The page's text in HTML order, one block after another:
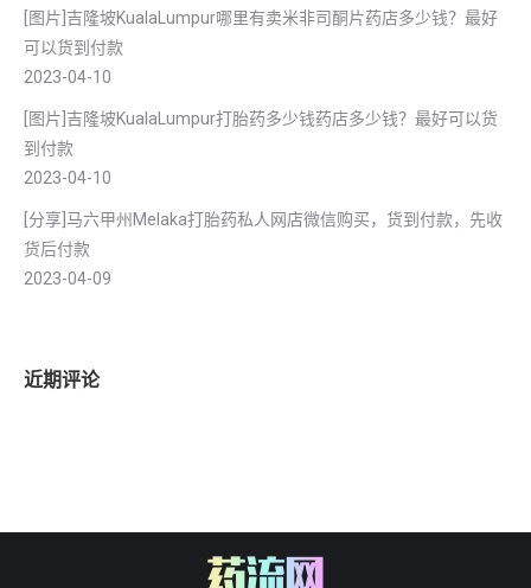
[图片]吉隆坡KualaLumpur哪里有卖米非司酮片药店多少钱？最好
可以货到付款
2023-04-10
[图片]吉隆坡KualaLumpur打胎药多少钱药店多少钱？最好可以货
到付款
2023-04-10
[分享]马六甲州Melaka打胎药私人网店微信购买，货到付款，先收
货后付款
2023-04-09
近期评论